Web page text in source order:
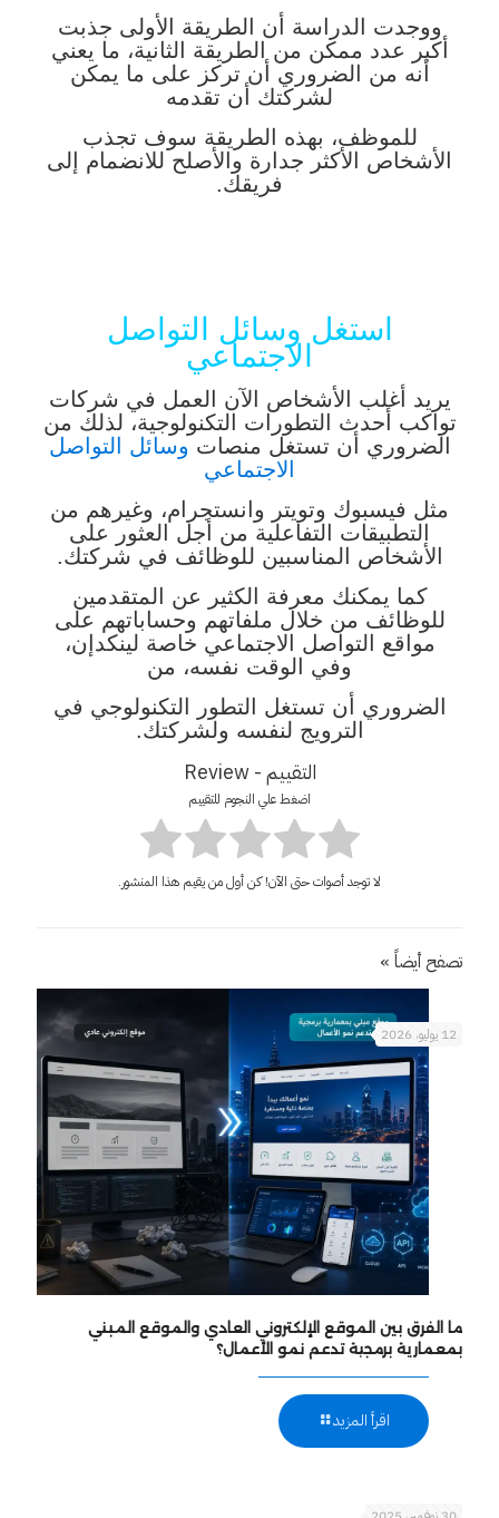
ووجدت الدراسة أن الطريقة الأولى جذبت
أكبر عدد ممكن من الطريقة الثانية، ما يعني
أنه من الضروري أن تركز على ما يمكن
لشركتك أن تقدمه
للموظف، بهذه الطريقة سوف تجذب
الأشخاص الأكثر جدارة والأصلح للانضمام إلى
فريقك.
استغل وسائل التواصل
الاجتماعي
يريد أغلب الأشخاص الآن العمل في شركات
تواكب أحدث التطورات التكنولوجية، لذلك من
الضروري أن تستغل منصات وسائل التواصل
الاجتماعي
مثل فيسبوك وتويتر وانستجرام، وغيرهم من
التطبيقات التفاعلية من أجل العثور على
الأشخاص المناسبين للوظائف في شركتك.
كما يمكنك معرفة الكثير عن المتقدمين
للوظائف من خلال ملفاتهم وحساباتهم على
مواقع التواصل الاجتماعي خاصة لينكدإن،
وفي الوقت نفسه، من
الضروري أن تستغل التطور التكنولوجي في
الترويج لنفسه ولشركتك.
التقييم - Review
اضغط علي النجوم للتقييم
لا توجد أصوات حتى الآن! كن أول من يقيم هذا المنشور.
تصفح أيضاً »
12 يوليو، 2026
ما الفرق بين الموقع الإلكتروني العادي والموقع المبني
بمعمارية برمجية تدعم نمو الأعمال؟
اقرأ المزيد